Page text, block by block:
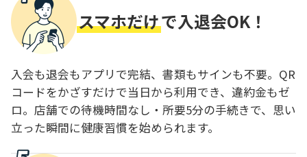
スマホだけで入退会OK！
入会も退会もアプリで完結、書類もサインも不要。QR
コードをかざすだけで当日から利用でき、違約金もゼ
ロ。店舗での待機時間なし・所要5分の手続きで、思い
立った瞬間に健康習慣を始められます。